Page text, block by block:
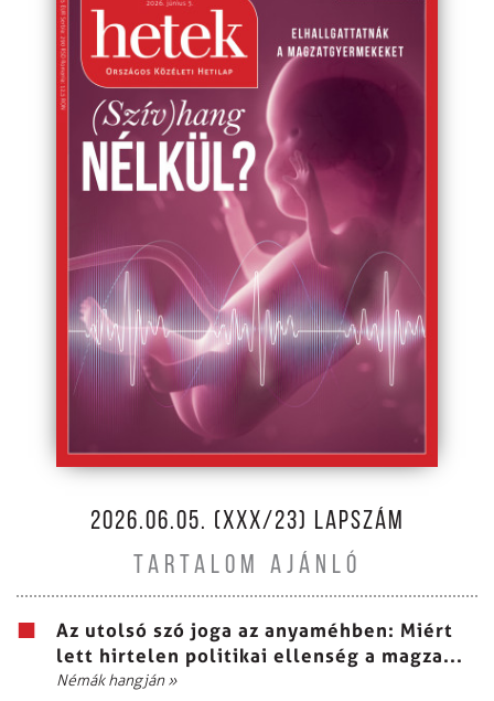
2026.06.05. (XXX/23) LAPSZÁM
TARTALOM AJÁNLÓ
Az utolsó szó joga az anyaméhben: Miért
lett hirtelen politikai ellenség a magza...
Némák hangján»